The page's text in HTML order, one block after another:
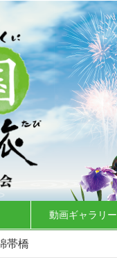
動画ギャラリー
帯橋